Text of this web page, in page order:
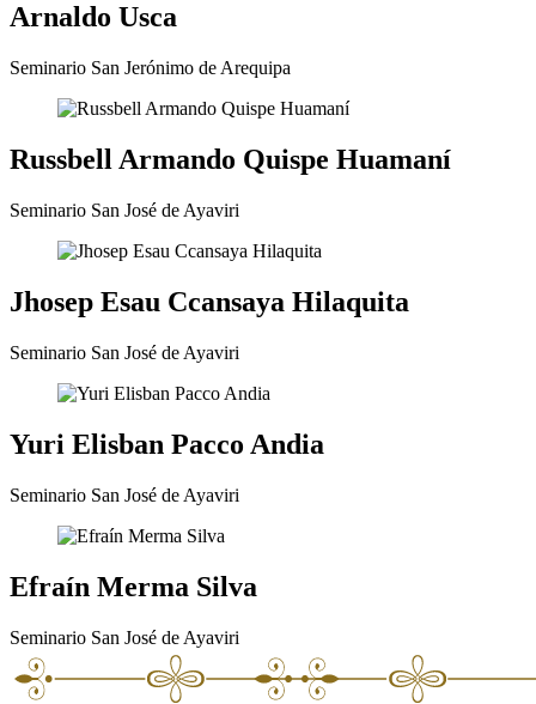
Arnaldo Usca
Seminario San Jerónimo de Arequipa
Russbell Armando Quispe Huamaní
Seminario San José de Ayaviri
Jhosep Esau Ccansaya Hilaquita
Seminario San José de Ayaviri
Yuri Elisban Pacco Andia
Seminario San José de Ayaviri
Efraín Merma Silva
Seminario San José de Ayaviri